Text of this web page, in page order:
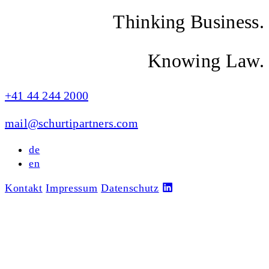
Thinking Business.
Knowing Law.
+41 44 244 2000
mail@schurtipartners.com
de
en
Kontakt Impressum Datenschutz